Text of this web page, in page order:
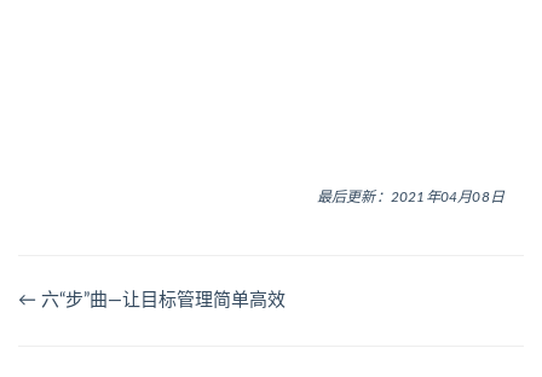
最后更新：2021年04月08日
← 六“步”曲—让目标管理简单高效